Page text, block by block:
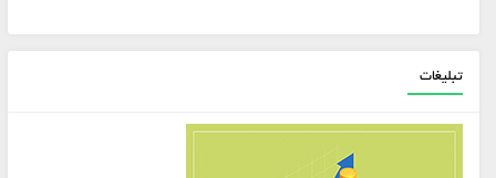
تبلیغات